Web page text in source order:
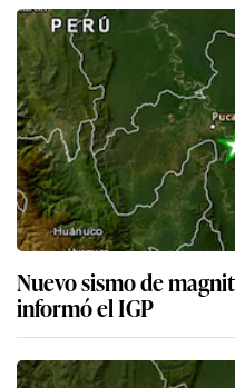
Nuevo sismo de
informó el IGP